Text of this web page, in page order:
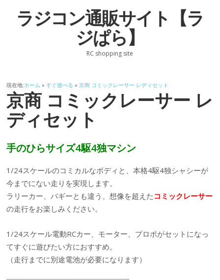
ラジコン通販サイト【ラ
ジぱら】
RC shopping site
現在地:ホーム »すぐ遊べる »京商 コミックレーサー レディセット
京商 コミックレーサー レ
ディセット
手のひらサイズ4駆4独マシン
1/24スケールのコミカルなボディと、本格4駆4独シャシーが
今までにない走りを実現します。
ラリーカー、バギーとも違う、想像を超えた コミックレーサー
の走行をお楽しみください。
1/24スケール電動RCカー、モーター、プロポがセットになっ
てすぐに遊びたい方におすすめ。
（走行までに別途電池が必要になります）